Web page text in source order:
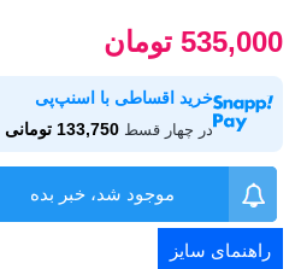
535,000 تومان
خرید اقساطی با اسنپ‌پی
در چهار قسط 133,750 تومانی
موجود شد، خبر بده
راهنمای سایز